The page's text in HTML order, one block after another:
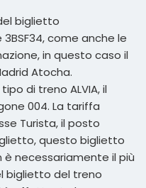
biglietto
come anche le
in questo caso il
Atocha.
di treno ALVIA, il
004. La tariffa
Turista, il posto
questo biglietto
è necessariamente il più
biglietto del treno